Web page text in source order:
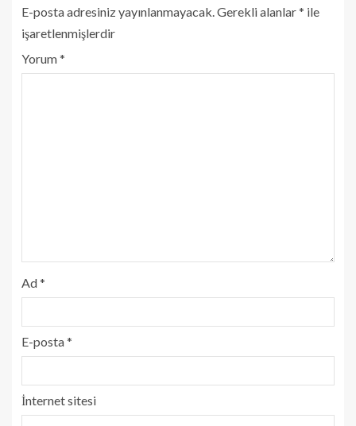
E-posta adresiniz yayınlanmayacak.Gerekli alanlar* ile
işaretlenmişlerdir
Yorum*
Ad*
E-posta*
İnternet sitesi